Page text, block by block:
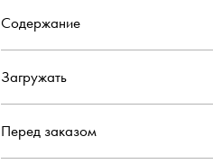
Содержание
Загружать
Перед заказом